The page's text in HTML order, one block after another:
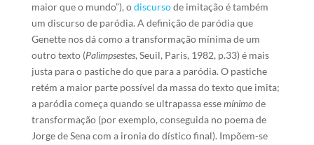
maior que o mundo”), odiscursode imitação é também
um discurso de paródia. A definição de paródia que
Genette nos dá como a transformação mínima de um
outro texto (Palimpsestes, Seuil, Paris, 1982, p.33) é mais
justa para o pastiche do que para a paródia. O pastiche
retém a maior parte possível da massa do texto que imita;
a paródia começa quando se ultrapassa essemínimode
transformação (por exemplo, conseguida no poema de
Jorge de Sena com a ironia do dístico final). Impõem-se